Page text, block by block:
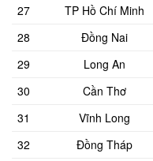
27
TP Hồ Chí Minh
28
Đồng Nai
29
Long An
30
Cần Thơ
31
Vĩnh Long
32
Đồng Tháp